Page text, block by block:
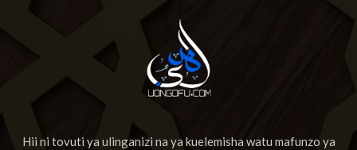
Hii ni tovuti ya ulinganizi na ya kuelemisha watu mafunzo ya